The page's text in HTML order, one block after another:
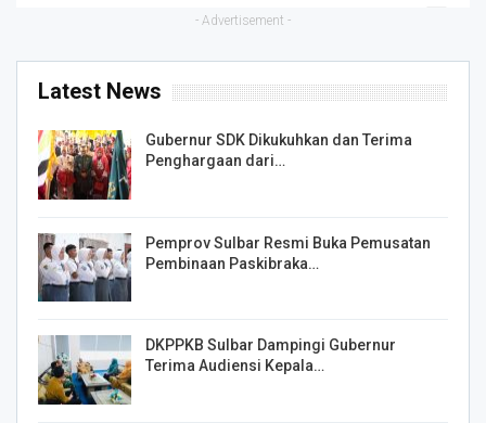
- Advertisement -
Latest News
Gubernur SDK Dikukuhkan dan Terima
Penghargaan dari…
Pemprov Sulbar Resmi Buka Pemusatan
Pembinaan Paskibraka…
DKPPKB Sulbar Dampingi Gubernur
Terima Audiensi Kepala…